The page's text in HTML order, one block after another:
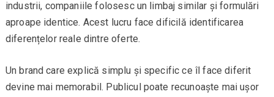
industrii, companiile folosesc un limbaj similar și formulări
aproape identice. Acest lucru face dificilă identificarea
diferențelor reale dintre oferte.
Un brand care explică simplu și specific ce îl face diferit
devine mai memorabil. Publicul poate recunoaște mai ușor